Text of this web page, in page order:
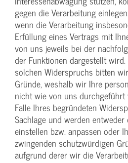
gegen die Verarbeitung
wenn die Verarbeitung
Erfüllung eines Vertrags mit
von uns jeweils bei der
der Funktionen dargestellt
solchen Widerspruchs bitten
Gründe, weshalb wir Ihre
nicht wie von uns
Falle Ihres begründeten
Sachlage und werden
einstellen bzw. anpassen oder
zwingenden schutzwürdigen
aufgrund derer wir die